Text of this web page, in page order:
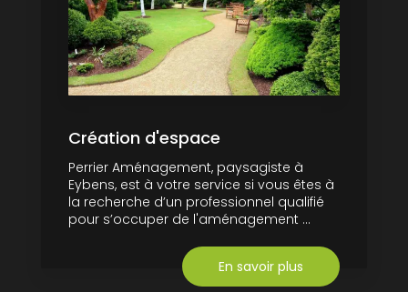
Création d'espace
Perrier Aménagement, paysagiste à
Eybens, est à votre service si vous êtes à
la recherche d’un professionnel qualifié
pour s’occuper de l'aménagement ...
En savoir plus